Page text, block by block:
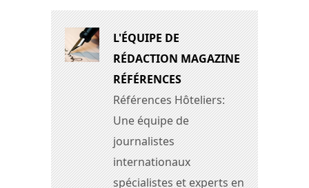
L'ÉQUIPE DE
RÉDACTION MAGAZINE
RÉFÉRENCES
Références Hôteliers:
Une équipe de
journalistes
internationaux
spécialistes et experts en